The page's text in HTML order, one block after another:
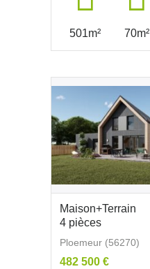
501m² 70m²
Maison+Terrain
4 pièces
Ploemeur (56270)
482 500 €